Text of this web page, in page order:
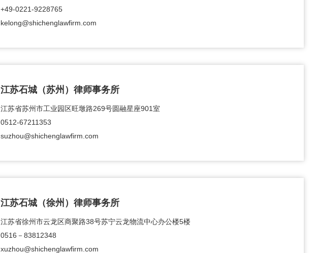
+49-0221-9228765
kelong@shichenglawfirm.com
江苏石城（苏州）律师事务所
江苏省苏州市工业园区旺墩路269号圆融星座901室
0512-67211353
suzhou@shichenglawfirm.com
江苏石城（徐州）律师事务所
江苏省徐州市云龙区商聚路38号苏宁云龙物流中心办公楼5楼
0516－83812348
xuzhou@shichenglawfirm.com